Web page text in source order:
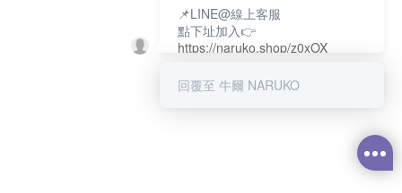
📌LINE@線上客服
點下址加入👉
https://naruko.shop/z0xOX
📌電話客服：02-26581707
回覆至 牛爾 NARUKO